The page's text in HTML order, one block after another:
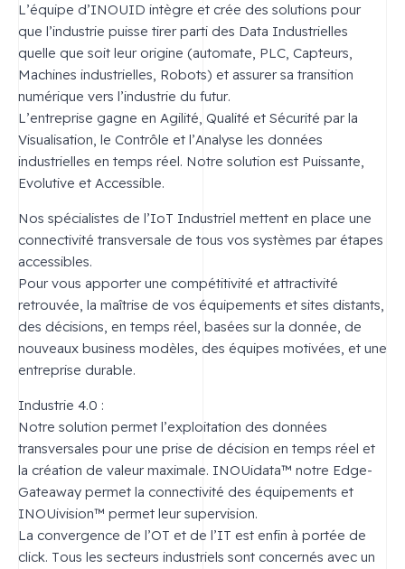
L’équipe d’INOUID intègre et crée des solutions pour
que l’industrie puisse tirer parti des Data Industrielles
quelle que soit leur origine (automate, PLC, Capteurs,
Machines industrielles, Robots) et assurer sa transition
numérique vers l’industrie du futur.
L’entreprise gagne en Agilité, Qualité et Sécurité par la
Visualisation, le Contrôle et l’Analyse les données
industrielles en temps réel. Notre solution est Puissante,
Evolutive et Accessible.
Nos spécialistes de l’IoT Industriel mettent en place une
connectivité transversale de tous vos systèmes par étapes
accessibles.
Pour vous apporter une compétitivité et attractivité
retrouvée, la maîtrise de vos équipements et sites distants,
des décisions, en temps réel, basées sur la donnée, de
nouveaux business modèles, des équipes motivées, et une
entreprise durable.
Industrie 4.0 :
Notre solution permet l’exploitation des données
transversales pour une prise de décision en temps réel et
la création de valeur maximale. INOUidata™ notre Edge-
Gateaway permet la connectivité des équipements et
INOUivision™ permet leur supervision.
La convergence de l’OT et de l’IT est enfin à portée de
click. Tous les secteurs industriels sont concernés avec un